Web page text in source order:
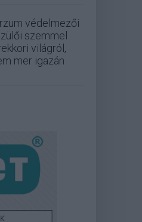
védelmezői
szemmel
világról,
mer igazán